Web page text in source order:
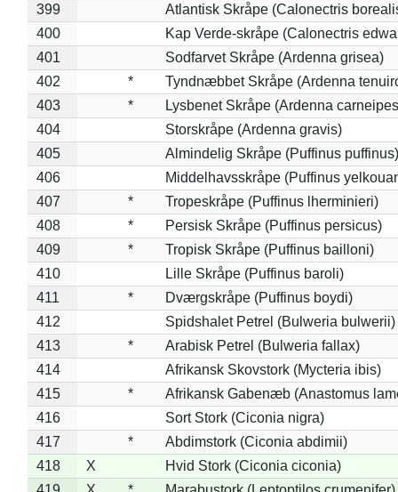
399
Atlantisk Skråpe (Calonectris
400
Kap Verde-skråpe (Calonectris
401
Sodfarvet Skråpe (Ardenna grisea)
402
*
Tyndnæbbet Skråpe (Ardenna
403
*
Lysbenet Skråpe (Ardenna
404
Storskråpe (Ardenna gravis)
405
Almindelig Skråpe (Puffinus puffinus)
406
Middelhavsskråpe (Puffinus
407
*
Tropeskråpe (Puffinus lherminieri)
408
*
Persisk Skråpe (Puffinus persicus)
409
*
Tropisk Skråpe (Puffinus bailloni)
410
Lille Skråpe (Puffinus baroli)
411
*
Dværgskråpe (Puffinus boydi)
412
Spidshalet Petrel (Bulweria bulwerii)
413
*
Arabisk Petrel (Bulweria fallax)
414
Afrikansk Skovstork (Mycteria ibis)
415
*
Afrikansk Gabenæb (Anastomus
416
Sort Stork (Ciconia nigra)
417
*
Abdimstork (Ciconia abdimii)
418
X
Hvid Stork (Ciconia ciconia)